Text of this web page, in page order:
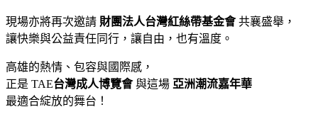
現場亦將再次邀請 財團法人台灣紅絲帶基金會共襄盛舉，
讓快樂與公益責任同行，讓自由，也有溫度。
高雄的熱情、包容與國際感，
正是 TAE台灣成人博覽會與這場 亞洲潮流嘉年華
最適合綻放的舞台！